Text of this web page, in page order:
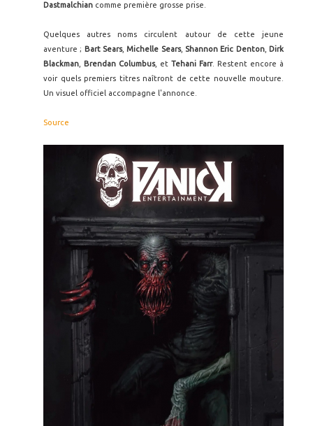
Dastmalchian comme première grosse prise.
Quelques autres noms circulent autour de cette jeune
aventure ; Bart Sears,Michelle Sears, Shannon Eric Denton,
Dirk
Blackman
Brendan Columbus, et Tehani Farr. Restent encore à
voir quels premiers titres naîtront de cette nouvelle mouture.
Un visuel officiel accompagne l'annonce.
Source